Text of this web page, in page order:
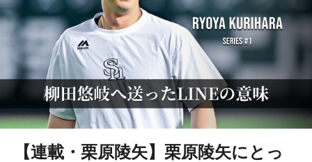
【連載・栗原陵矢】栗原陵矢にとっ